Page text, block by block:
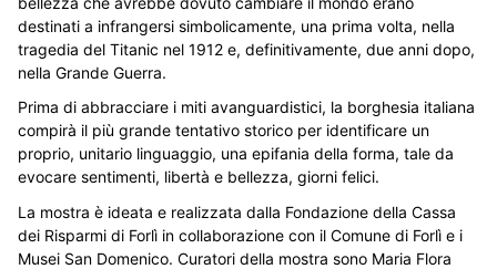
destinati a infrangersi simbolicamente, una prima volta, nella
tragedia del Titanic nel 1912 e, definitivamente, due anni dopo,
nella Grande Guerra.
Prima di abbracciare i miti avanguardistici, la borghesia italiana
compirà il più grande tentativo storico per identificare un
proprio, unitario linguaggio, una epifania della forma, tale da
evocare sentimenti, libertà e bellezza, giorni felici.
La mostra è ideata e realizzata dalla Fondazione della Cassa
dei Risparmi di Forlì in collaborazione con il Comune di Forlì e i
Musei San Domenico. Curatori della mostra sono Maria Flora